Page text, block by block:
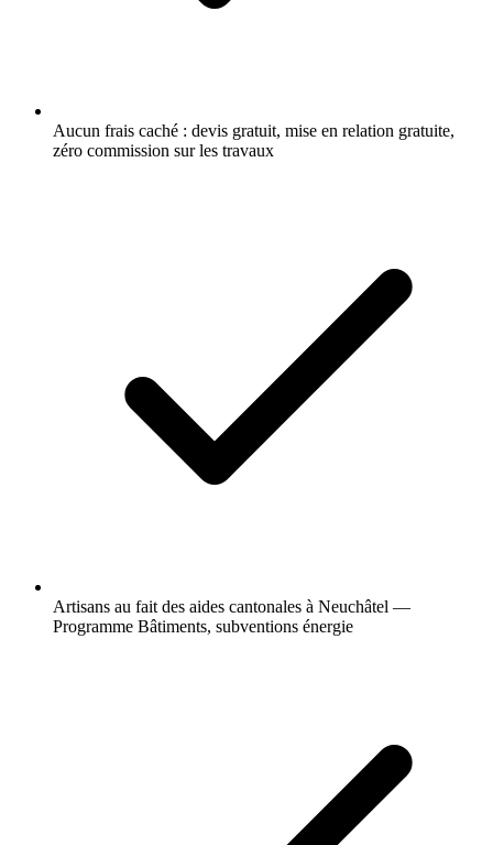
Aucun frais caché : devis gratuit, mise en relation gratuite,
zéro commission sur les travaux
Artisans au fait des aides cantonales à Neuchâtel —
Programme Bâtiments, subventions énergie